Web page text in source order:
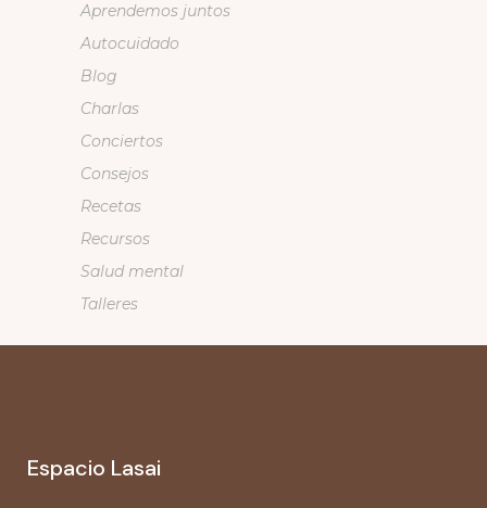
Aprendemos juntos
Autocuidado
Blog
Charlas
Conciertos
Consejos
Recetas
Recursos
Salud mental
Talleres
Espacio Lasai